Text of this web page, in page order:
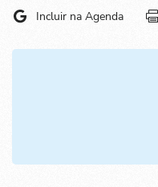
Incluir na Agenda